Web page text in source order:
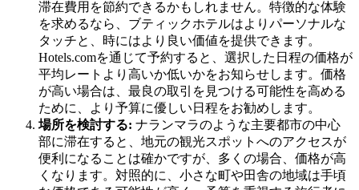
滞在費用を節約できるかもしれません。特徴的な体験
を求めるなら、ブティックホテルはよりパーソナルな
タッチと、時にはより良い価値を提供できます。
Hotels.comを通じて予約すると、選択した日程の価格が
平均レートより高いか低いかをお知らせします。価格
が高い場合は、最良の取引を見つける可能性を高める
ために、より予算に優しい日程をお勧めします。
場所を検討する: ナランマラのような主要都市の中心
部に滞在すると、地元の観光スポットへのアクセスが
便利になることは確かですが、多くの場合、価格が高
くなります。対照的に、小さな町や田舎の地域は手頃